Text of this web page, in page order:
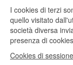
I cookies di terzi
quello visitato
società diversa
presenza di
Cookies di sessione